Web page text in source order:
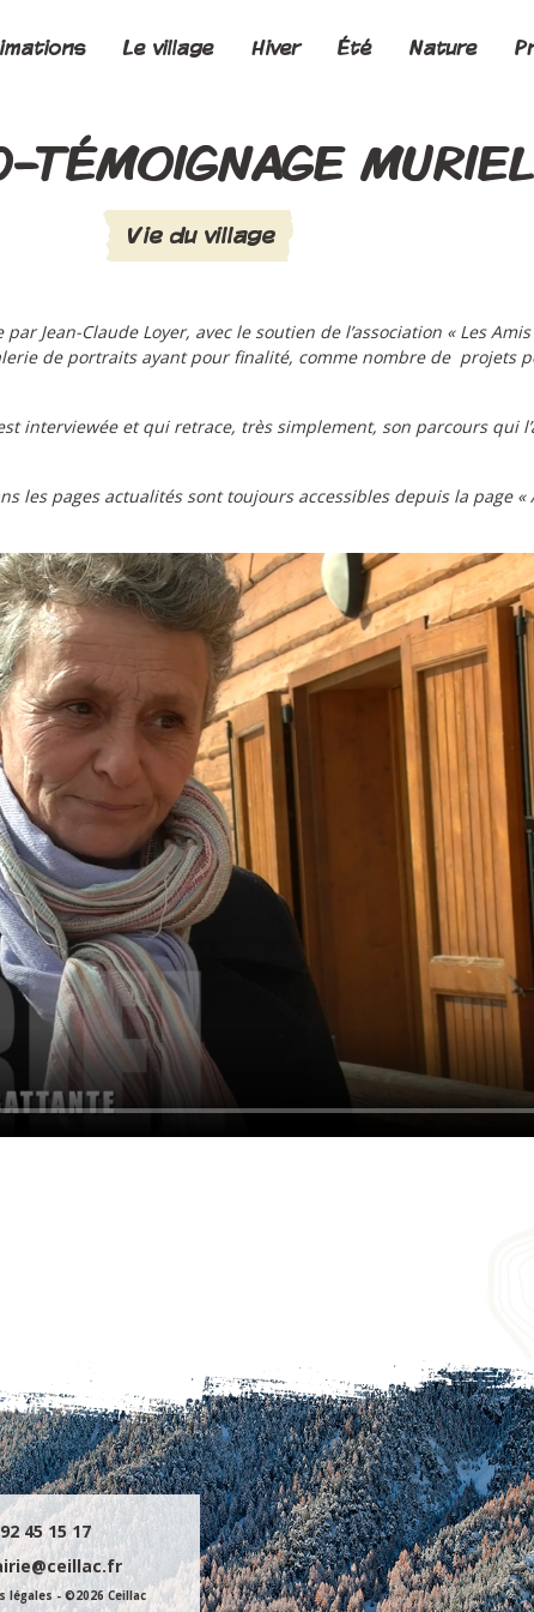
Le village Hiver Été Nature
TÉMOIGNAGE MURIEL
Vie du village
Jean-Claude Loyer, avec le soutien de l’association « Les
de portraits ayant pour finalité, comme nombre de projets
interviewée et qui retrace, très simplement, son parcours qui
les pages actualités sont toujours accessibles depuis la page «
45 15 17
légales - ©2026 Ceillac